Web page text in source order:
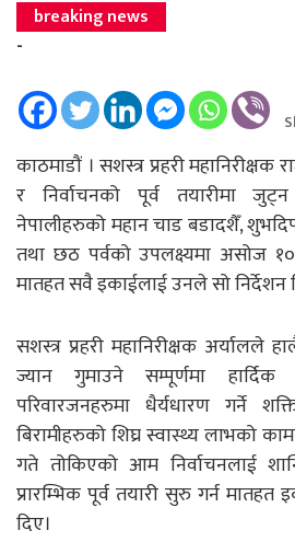
breaking news
-
काठमाडौं । सशस्त्र प्रहरी महानिरीक्षक
र निर्वाचनको पूर्व तयारीमा
नेपालीहरुको महान चाड बडादशैँ,
तथा छठ पर्वको उपलक्ष्यमा असोज
मातहत सवै इकाईलाई उनले सो निर्देशन
सशस्त्र प्रहरी महानिरीक्षक अर्यालले
ज्यान गुमाउने सम्पूर्णमा हार्दिक
परिवारजनहरुमा धैर्यधारण गर्ने
बिरामीहरुको शिघ्र स्वास्थ्य लाभको
गते तोकिएको आम निर्वाचनलाई
प्रारम्भिक पूर्व तयारी सुरु गर्न
दिए।